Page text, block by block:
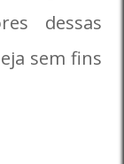
dessas
sem fins